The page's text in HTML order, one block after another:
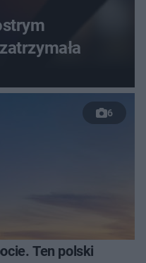
6
Ten polski